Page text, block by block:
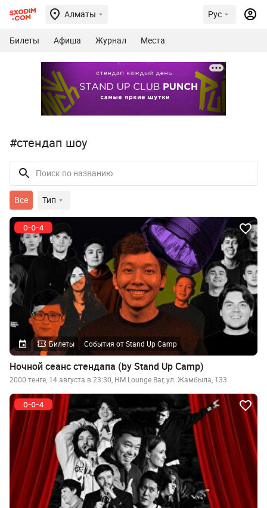
Алматы Рус
Билеты Афиша Журнал Места
#стендап шоу
Все Тип
Билеты События от Stand Up Camp
Ночной сеанс стендапа (by Stand Up Camp)
2000 тенге, 14 августа в 23:30, HM Lounge Bar, ул. Жамбыла, 133